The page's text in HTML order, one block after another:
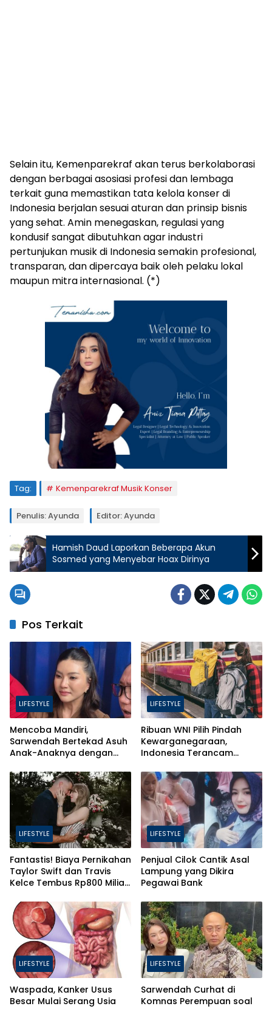
Selain itu, Kemenparekraf akan terus berkolaborasi
dengan berbagai asosiasi profesi dan lembaga
terkait guna memastikan tata kelola konser di
Indonesia berjalan sesuai aturan dan prinsip bisnis
yang sehat. Amin menegaskan, regulasi yang
kondusif sangat dibutuhkan agar industri
pertunjukan musik di Indonesia semakin profesional,
transparan, dan dipercaya baik oleh pelaku lokal
maupun mitra internasional. (*)
Tag: Kemenparekraf Musik Konser
Penulis: Ayunda Editor: Ayunda
Hamish Daud Laporkan Beberapa Akun
Sosmed yang Menyebar Hoax Dirinya
Pos Terkait
LIFESTYLE
Mencoba Mandiri,
Sarwendah Bertekad Asuh
Anak-Anaknya dengan
LIFESTYLE
Ribuan WNI Pilih Pindah
Kewarganegaraan,
Indonesia Terancam
LIFESTYLE
Fantastis! Biaya Pernikahan
Taylor Swift dan Travis
Kelce Tembus Rp800 Miliar,
LIFESTYLE
Penjual Cilok Cantik Asal
Lampung yang Dikira
Pegawai Bank
LIFESTYLE
Waspada, Kanker Usus
Besar Mulai Serang Usia
LIFESTYLE
Sarwendah Curhat di
Komnas Perempuan soal